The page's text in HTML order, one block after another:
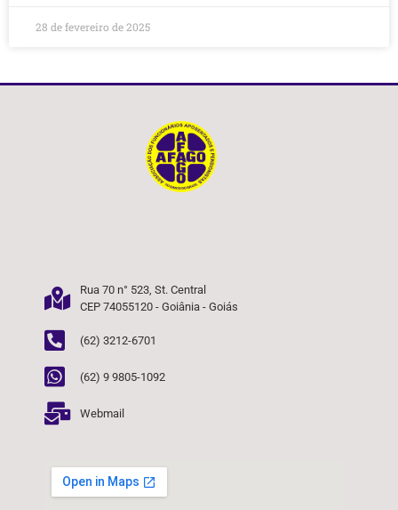
28 de fevereiro de 2025
Rua 70 n° 523, St. Central
CEP 74055120 - Goiânia - Goiás
(62) 3212-6701
(62) 9 9805-1092
Webmail